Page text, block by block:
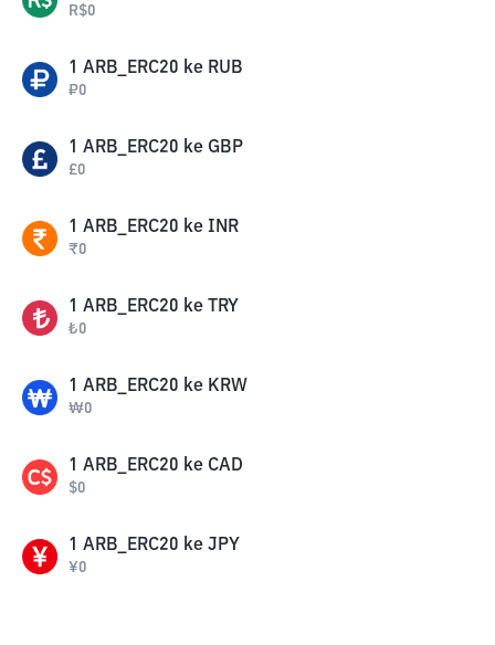
R$0
1 ARB_ERC20 ke RUB
₽0
1 ARB_ERC20 ke GBP
£0
1 ARB_ERC20 ke INR
₹0
1 ARB_ERC20 ke TRY
₺0
1 ARB_ERC20 ke KRW
₩0
1 ARB_ERC20 ke CAD
$0
1 ARB_ERC20 ke JPY
¥0